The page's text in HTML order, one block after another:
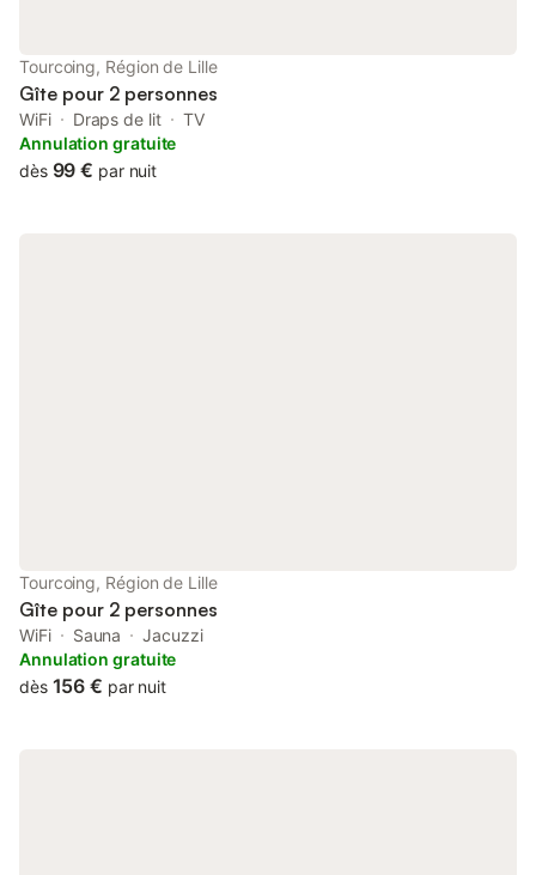
accessibles à pied. 🌆 Quartier vivant en journée, calme en
soirée. 📍 Accès rapide à Lille et Roubaix, au sein de la
métropole lilloise. Le
Tourcoing, Région de Lille
Gîte pour 2 personnes
WiFi Draps de lit
TV
Annulation gratuite
dès 99 € par nuit
Tourcoing, Région de Lille
Gîte pour 2 personnes
WiFi Sauna
Jacuzzi
Annulation gratuite
dès 156 € par nuit